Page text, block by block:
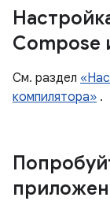
Compose
См. раздел
компилятора» .